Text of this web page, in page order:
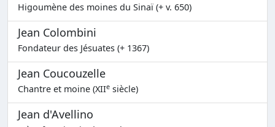
Higoumène des moines du Sinaï (+ v. 650)
Jean Colombini
Fondateur des Jésuates (+ 1367)
Jean Coucouzelle
Chantre et moine (XIIe siècle)
Jean d'Avellino